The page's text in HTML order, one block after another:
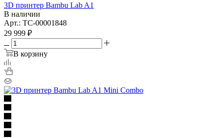
3D принтер Bambu Lab A1
В наличии
Арт.: TC-00001848
29 999 ₽
В корзину